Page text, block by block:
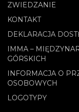
ZWIEDZANIE
KONTAKT
DEKLARACJA
IMMA –
GÓRSKICH
INFORMACJA O
OSOBOWYCH
LOGOTYPY